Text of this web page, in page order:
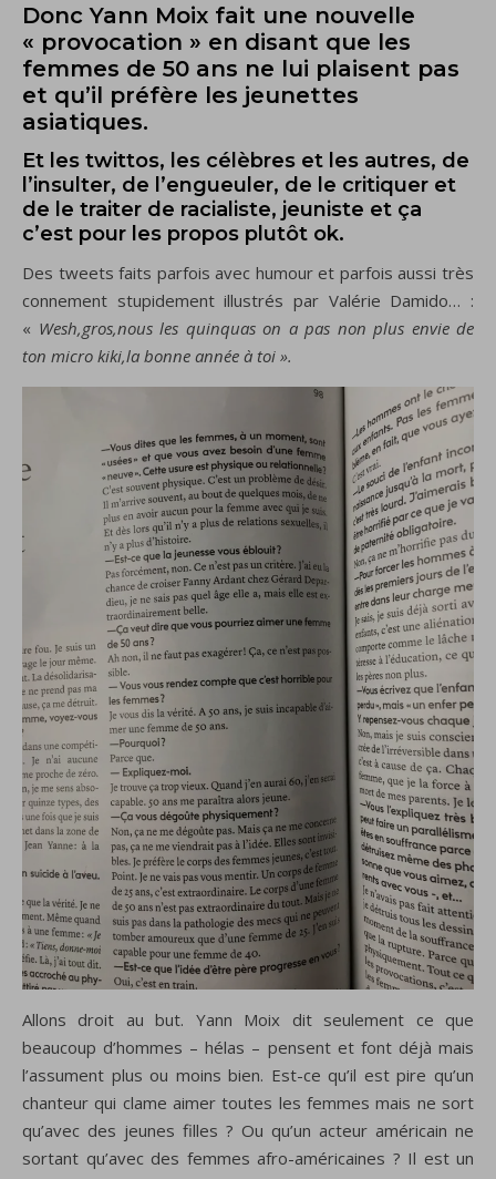
Donc Yann Moix fait une nouvelle
« provocation » en disant que les
femmes de 50 ans ne lui plaisent pas
et qu’il préfère les jeunettes
asiatiques.
Et les twittos, les célèbres et les autres, de
l’insulter, de l’engueuler, de le critiquer et
de le traiter de racialiste, jeuniste et ça
c’est pour les propos plutôt ok.
Des tweets faits parfois avec humour et parfois aussi très
connement stupidement illustrés par Valérie Damido… :
« Wesh,gros,nous les quinquas on a pas non plus envie de
ton micro kiki,la bonne année à toi ».
Allons droit au but. Yann Moix dit seulement ce que
beaucoup d’hommes – hélas – pensent et font déjà mais
l’assument plus ou moins bien. Est-ce qu’il est pire qu’un
chanteur qui clame aimer toutes les femmes mais ne sort
qu’avec des jeunes filles ? Ou qu’un acteur américain ne
sortant qu’avec des femmes afro-américaines ? Il est un